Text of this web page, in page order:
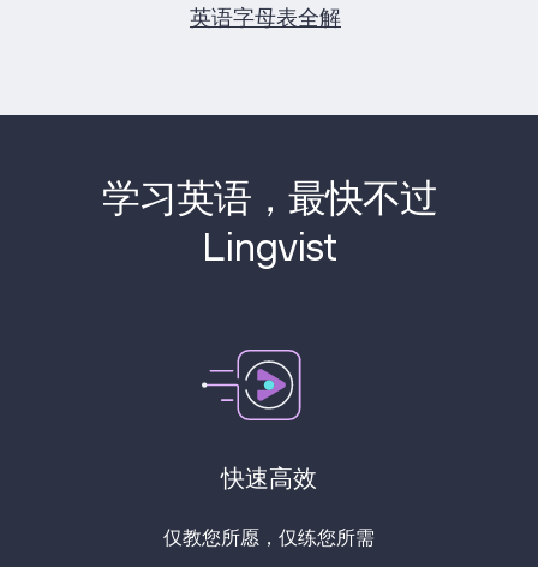
英语字母表全解
学习英语，最快不过
Lingvist
快速高效
仅教您所愿，仅练您所需